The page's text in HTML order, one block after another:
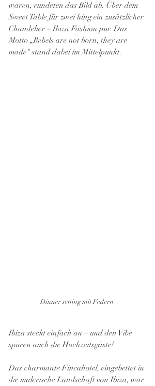
waren, rundeten das Bild ab. Über dem
Sweet Table für zwei hing ein zusätzlicher
Chandelier – Ibiza Fashion pur. Das
Motto „Rebels are not born, they are
made“ stand dabei im Mittelpunkt.
Dinner setting mit Federn
Ibiza steckt einfach an – und den Vibe
spüren auch die Hochzeitsgäste!
Das charmante Fincahotel, eingebettet in
die malerische Landschaft von Ibiza, war